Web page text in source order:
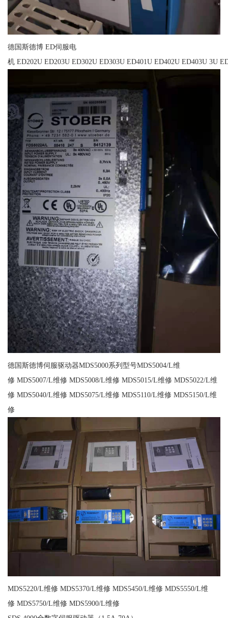
德国斯德博 ED伺服电
机 ED202U ED203U ED302U ED303U ED401U ED402U ED403U 3U
德国斯德博伺服驱动器MDS5000系列型号MDS5004/L维
修 MDS5007/L维修 MDS5008/L维修 MDS5015/L维修 MDS5022/L维
修 MDS5040/L维修 MDS5075/L维修 MDS5110/L维修 MDS5150/L维
修
MDS5220/L维修 MDS5370/L维修 MDS5450/L维修 MDS5550/L维
修 MDS5750/L维修 MDS5900/L维修